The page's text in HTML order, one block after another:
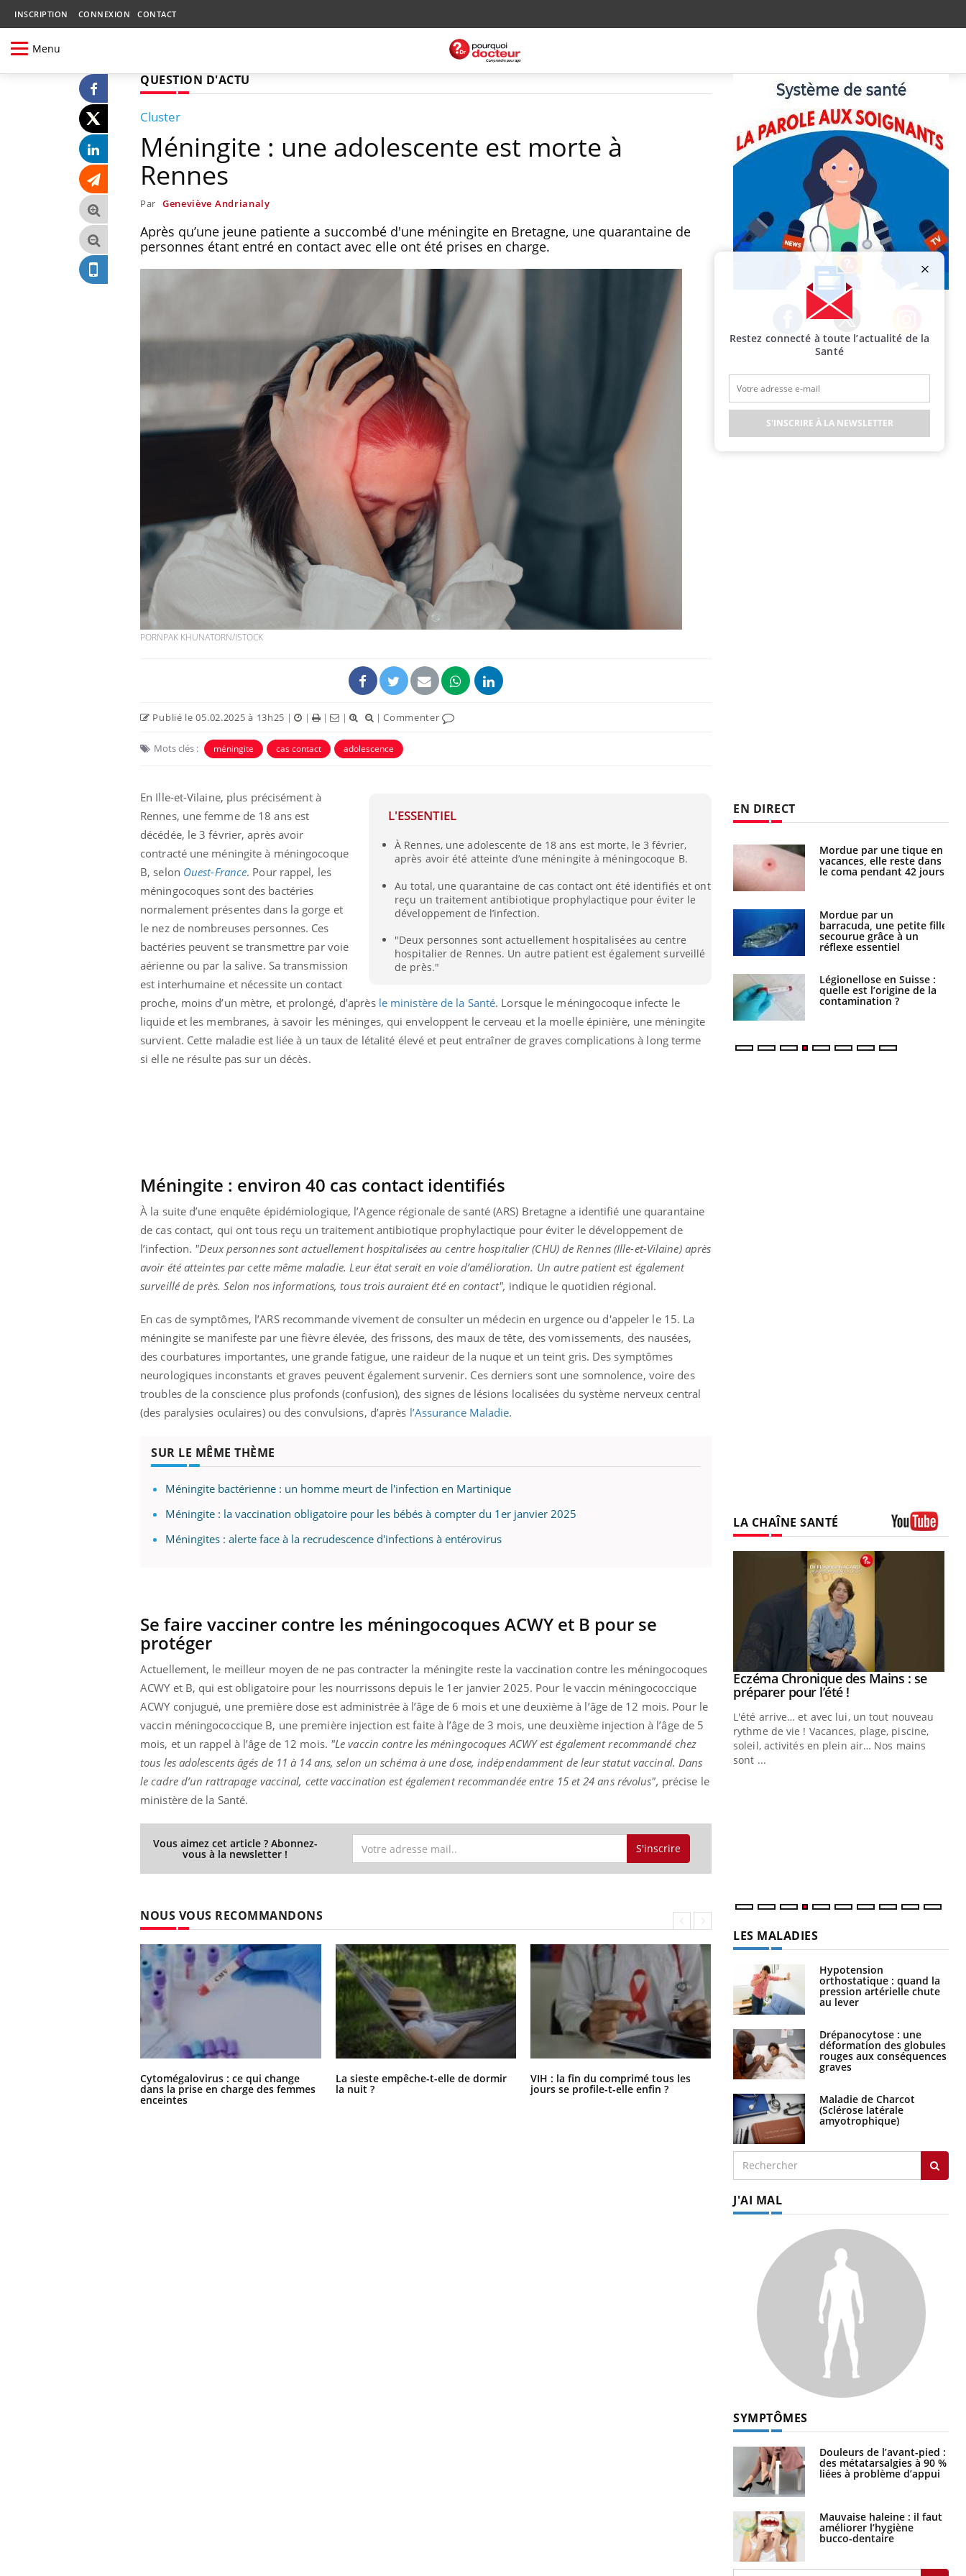
INSCRIPTION CONNEXION CONTACT
Menu
QUESTION D'ACTU
Cluster
Méningite : une adolescente est morte à
Rennes
Par Geneviève Andrianaly
Après qu’une jeune patiente a succombé d'une méningite en Bretagne, une quarantaine de
personnes étant entré en contact avec elle ont été prises en charge.
PORNPAK KHUNATORN/ISTOCK
Publié le 05.02.2025 à 13h25 | | | | |Commenter
Mots clés : méningite cas contact adolescence
L'ESSENTIEL
À Rennes, une adolescente de 18 ans est morte, le 3 février,
après avoir été atteinte d’une méningite à méningocoque B.
Au total, une quarantaine de cas contact ont été identifiés et ont
reçu un traitement antibiotique prophylactique pour éviter le
développement de l’infection.
"Deux personnes sont actuellement hospitalisées au centre
hospitalier de Rennes. Un autre patient est également surveillé
de près."
En Ille-et-Vilaine, plus précisément à
Rennes, une femme de 18 ans est
décédée, le 3 février, après avoir
contracté une méningite à méningocoque
B, selon Ouest-France. Pour rappel, les
méningocoques sont des bactéries
normalement présentes dans la gorge et
le nez de nombreuses personnes. Ces
bactéries peuvent se transmettre par voie
aérienne ou par la salive. Sa transmission
est interhumaine et nécessite un contact
proche, moins d’un mètre, et prolongé, d’après le ministère de la Santé. Lorsque le méningocoque infecte le
liquide et les membranes, à savoir les méninges, qui enveloppent le cerveau et la moelle épinière, une méningite
survient. Cette maladie est liée à un taux de létalité élevé et peut entraîner de graves complications à long terme
si elle ne résulte pas sur un décès.
Méningite : environ 40 cas contact identifiés
À la suite d’une enquête épidémiologique, l’Agence régionale de santé (ARS) Bretagne a identifié une quarantaine
de cas contact, qui ont tous reçu un traitement antibiotique prophylactique pour éviter le développement de
l’infection. "Deux personnes sont actuellement hospitalisées au centre hospitalier (CHU) de Rennes (Ille-et-Vilaine) après
avoir été atteintes par cette même maladie. Leur état serait en voie d’amélioration. Un autre patient est également
surveillé de près. Selon nos informations, tous trois auraient été en contact", indique le quotidien régional.
En cas de symptômes, l’ARS recommande vivement de consulter un médecin en urgence ou d'appeler le 15. La
méningite se manifeste par une fièvre élevée, des frissons, des maux de tête, des vomissements, des nausées,
des courbatures importantes, une grande fatigue, une raideur de la nuque et un teint gris. Des symptômes
neurologiques inconstants et graves peuvent également survenir. Ces derniers sont une somnolence, voire des
troubles de la conscience plus profonds (confusion), des signes de lésions localisées du système nerveux central
(des paralysies oculaires) ou des convulsions, d’après l’Assurance Maladie.
SUR LE MÊME THÈME
Méningite bactérienne : un homme meurt de l'infection en Martinique
Méningite : la vaccination obligatoire pour les bébés à compter du 1er janvier 2025
Méningites : alerte face à la recrudescence d'infections à entérovirus
Se faire vacciner contre les méningocoques ACWY et B pour se
protéger
Actuellement, le meilleur moyen de ne pas contracter la méningite reste la vaccination contre les méningocoques
ACWY et B, qui est obligatoire pour les nourrissons depuis le 1er janvier 2025. Pour le vaccin méningococcique
ACWY conjugué, une première dose est administrée à l’âge de 6 mois et une deuxième à l’âge de 12 mois. Pour le
vaccin méningococcique B, une première injection est faite à l’âge de 3 mois, une deuxième injection à l’âge de 5
mois, et un rappel à l’âge de 12 mois. "Le vaccin contre les méningocoques ACWY est également recommandé chez
tous les adolescents âgés de 11 à 14 ans, selon un schéma à une dose, indépendamment de leur statut vaccinal. Dans
le cadre d’un rattrapage vaccinal, cette vaccination est également recommandée entre 15 et 24 ans révolus", précise le
ministère de la Santé.
Vous aimez cet article ? Abonnez-
vous à la newsletter ! S'inscrire
NOUS VOUS RECOMMANDONS
Cytomégalovirus : ce qui change
dans la prise en charge des femmes
enceintes
La sieste empêche-t-elle de dormir
la nuit ?
VIH : la fin du comprimé tous les
jours se profile-t-elle enfin ?
Pourquoi votre ventre gâche-t-il les
Facebook Twitter Instagram
EN DIRECT
Cytomégalovirus : ce qui
change dans la prise en
charge des femmes
La sieste empêche-t-elle
de dormir la nuit ?
VIH : la fin du comprimé
tous les jours se profile-t-
elle enfin ?
Pourquoi votre ventre
gâche-t-il les premiers
Fortes chaleurs :
noyade grimpe-t-il ?
cancer ?
Pourquoi manger moins
de protéines pourrait
lecture ?
Mordue par une tique en
vacances, elle reste dans
le coma pendant 42 jours
Mordue par un
barracuda, une petite fille
secourue grâce à un
réflexe essentiel
Légionellose en Suisse :
quelle est l’origine de la
contamination ?
LA CHAÎNE SANTÉ
Eczéma Chronique des Mains :
expliquer ma maladieYoutube
Il y a des sujets qui sont faciles à aborder...
d'autres non ! D'un côté, poser des
questions sur la maladie d'un proche c'est
Youtube
Carence en fer : comprendre pour
prévenirYoutube
Fatigue, irritabilité, brouillard mental ou
même alopécie… Les symptômes de la
carence en fer sont multiples ce qui la rend
...
Insuline & Charge mentale : et si on
osait en parler??Youtube
En 2026, l'insuline dans le diabète de type 2
reste entourée d'idées reçues chez les
patients comme parfois chez les soignants.
Youtube
Eczéma Chronique des Mains : se
préparer pour l’été !Youtube
L'été arrive… et avec lui, un tout nouveau
rythme de vie ! Vacances, plage, piscine,
soleil, activités en plein air… Nos mains
sont ...
LES MALADIES
Hypotension
orthostatique : quand la
pression artérielle chute
au lever
Drépanocytose : une
déformation des globules
rouges aux conséquences
graves
Maladie de Charcot
(Sclérose latérale
amyotrophique)
J'AI MAL
SYMPTÔMES
Douleurs de l’avant-pied :
des métatarsalgies à 90 %
liées à problème d’appui
Mauvaise haleine : il faut
améliorer l’hygiène
bucco-dentaire
Restez connecté à toute l’actualité de la
Santé
S'INSCRIRE À LA NEWSLETTER